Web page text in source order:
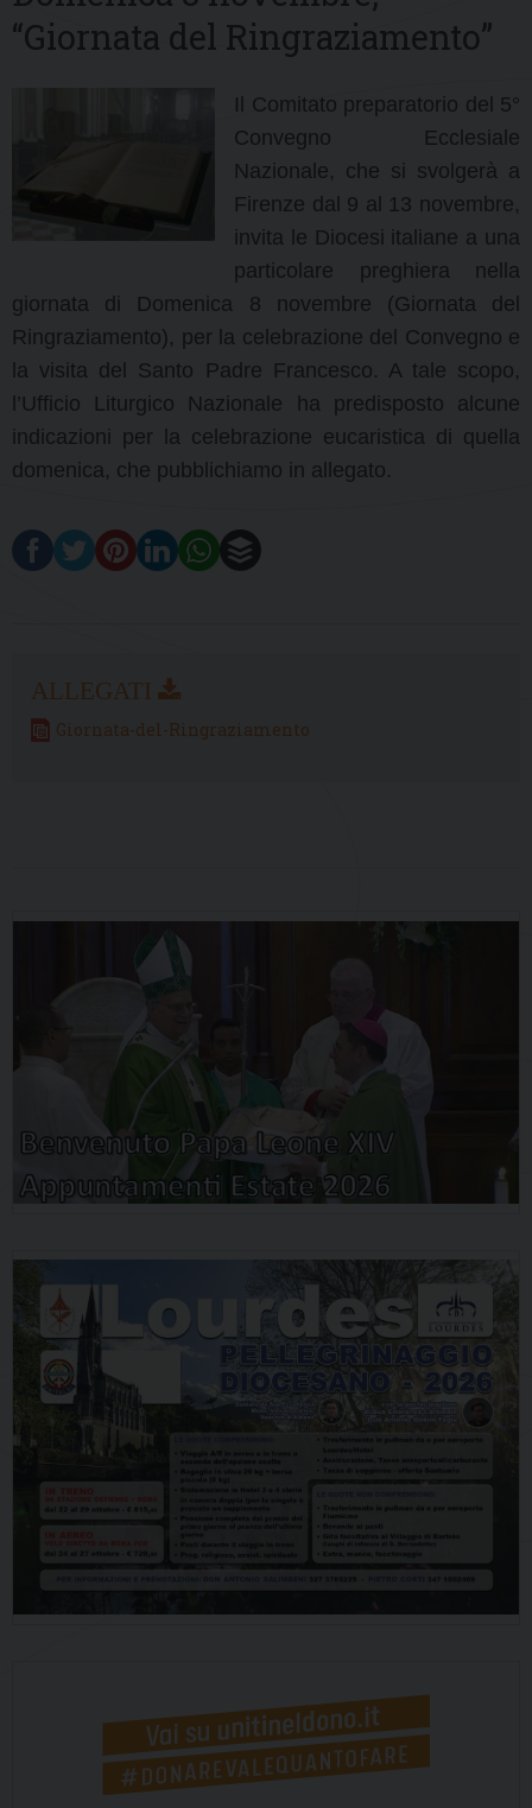
“Giornata del Ringraziamento”
Il Comitato preparatorio del 5°
Convegno Ecclesiale
Nazionale, che si svolgerà a
Firenze dal 9 al 13 novembre,
invita le Diocesi italiane a una
particolare preghiera nella
giornata di Domenica 8 novembre (Giornata del
Ringraziamento), per la celebrazione del Convegno e
la visita del Santo Padre Francesco. A tale scopo,
l’Ufficio Liturgico Nazionale ha predisposto alcune
indicazioni per la celebrazione eucaristica di quella
domenica, che pubblichiamo in allegato.
Giornata-del-Ringraziamento